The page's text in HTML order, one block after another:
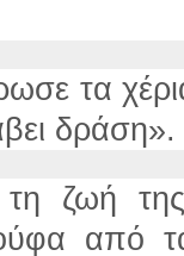
τα
δράση».
ζωή της
από